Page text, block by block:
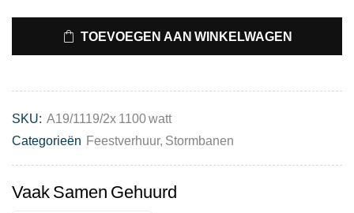
TOEVOEGEN AAN WINKELWAGEN
SKU: A19/1119/2x 1100 watt
Categorieën Feestverhuur, Stormbanen
Vaak Samen Gehuurd